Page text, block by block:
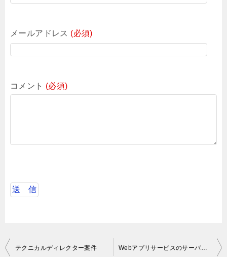
メールアドレス (必須)
コメント (必須)
投
テクニカルディレクター案件 Webアプリサービスのサーバーサイドエンジニア業務